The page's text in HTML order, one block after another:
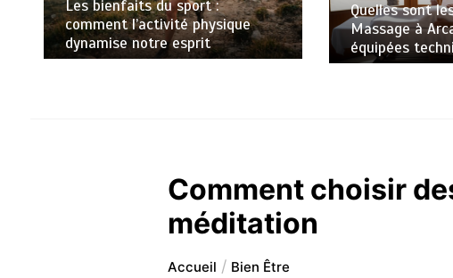
Les bienfaits du sport :
comment l’activité physique
dynamise notre esprit
Quelles sont
Massage à
équipées
Comment choisir
méditation
Accueil Bien Être